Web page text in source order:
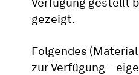
gezeigt.
Folgendes
zur Verfügung –